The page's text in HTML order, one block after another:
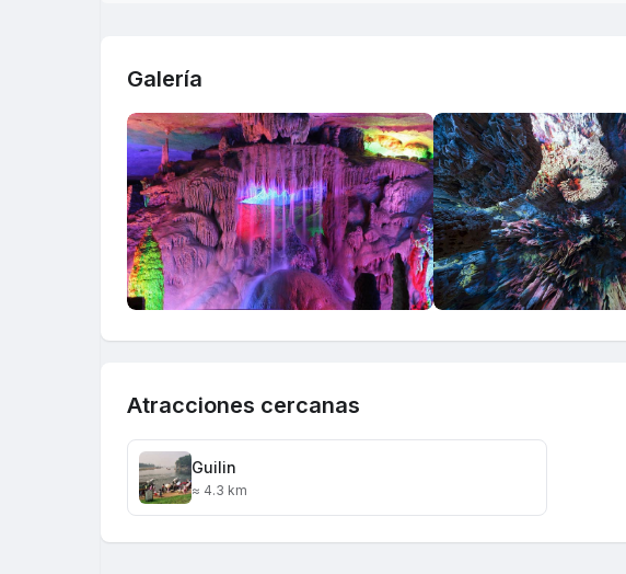
Galería
Atracciones cercanas
Guilin
≈ 4.3 km